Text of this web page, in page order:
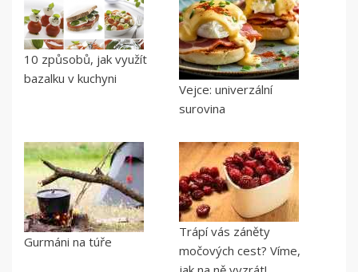
10 způsobů, jak využít
bazalku v kuchyni
Vejce: univerzální
surovina
Gurmáni na túře
Trápí vás záněty
močových cest? Víme,